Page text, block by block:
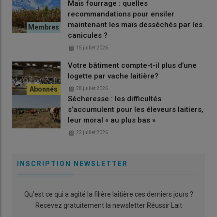
Quarante-deux élevages bovins, répartis dans sept
départements : Ardèche, Cantal, Doubs, Rhône, Savoie, Haute-
Savoie, Pyrénées-Atlantiques. Les résultats sont les suivants :
• 24 % ont eu au moins unveau
• 12 % ont eu au moins un jeune bovin
(22 jours à 6 mois)
malade
• Un tiers on eu au moins unegénisse
• Un peu plus d’un quart des élevages bovins enquêtés ont
perdu au moins une vache
• Au moins 20 % des élevages ont observé entre 1 et 6
Maïs fourrage : quelles
recommandations pour ensiler
maintenant les maïs desséchés par les
canicules ?
15 juillet 2026
Votre bâtiment compte-t-il plus d’une
logette par vache laitière?
28 juillet 2026
Sécheresse : les difficultés
s’accumulent pour les éleveurs laitiers,
leur moral « au plus bas »
22 juillet 2026
INSCRIPTION NEWSLETTER
Qu’est ce qui a agité la filière laitière ces derniers jours ?
Recevez gratuitement la newsletter Réussir Lait